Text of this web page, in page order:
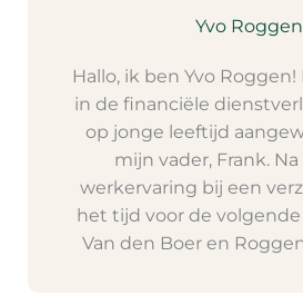
Yvo Roggen
Hallo, ik ben Yvo
in de financiële
op jonge leeftijd
mijn vader, Frank.
werkervaring bij een
het tijd voor de volgende
Van den Boer en